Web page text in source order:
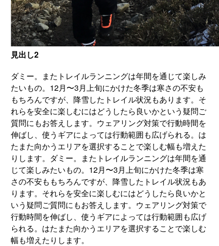
見出し2
ダミー。またトレイルランニングは年間を通じて楽しみ
たいもの。12月〜3月上旬にかけた冬季は寒さの不安も
もちろんですが、降雪したトレイル状況もあります。そ
れらを安全に楽しむにはどうしたら良いかという疑問ご
質問にもお答えします。ウェアリング対策で行動時間を
伸ばし、使うギアによっては行動範囲も広げられる。は
たまた向かうエリアを選択することで楽しむ幅も増えた
りします。ダミー。またトレイルランニングは年間を通
じて楽しみたいもの。12月〜3月上旬にかけた冬季は寒
さの不安ももちろんですが、降雪したトレイル状況もあ
ります。それらを安全に楽しむにはどうしたら良いかと
いう疑問ご質問にもお答えします。ウェアリング対策で
行動時間を伸ばし、使うギアによっては行動範囲も広げ
られる。はたまた向かうエリアを選択することで楽しむ
幅も増えたりします。